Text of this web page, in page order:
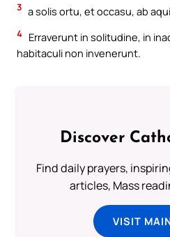
3 a solis ortu, et occasu, ab
4 Erraverunt in solitudine, in
habitaculi non invenerunt.
Discover
Find daily prayers,
articles, Mass
VISIT